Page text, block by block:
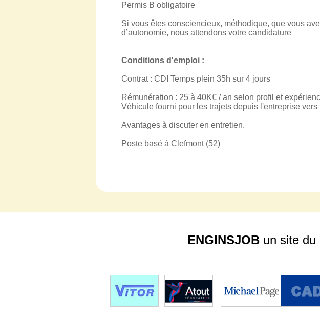
Permis B obligatoire
Si vous êtes consciencieux, méthodique, que vous
d’autonomie, nous attendons votre candidature
Conditions d'emploi :
Contrat : CDI Temps plein 35h sur 4 jours
Rémunération : 25 à 40K€ / an selon profil et
Véhicule fourni pour les trajets depuis l'entreprise vers
Avantages à discuter en entretien.
Poste basé à Clefmont (52)
ENGINSJOB un site du